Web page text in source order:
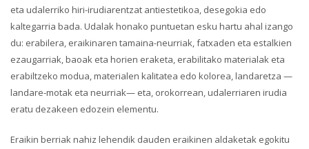
eta udalerriko hiri-irudiarentzat antiestetikoa, desegokia edo
kaltegarria bada. Udalak honako puntuetan esku hartu ahal izango
du: erabilera, eraikinaren tamaina-neurriak, fatxaden eta estalkien
ezaugarriak, baoak eta horien eraketa, erabilitako materialak eta
erabiltzeko modua, materialen kalitatea edo kolorea, landaretza —
landare-motak eta neurriak— eta, orokorrean, udalerriaren irudia
eratu dezakeen edozein elementu.
Eraikin berriak nahiz lehendik dauden eraikinen aldaketak egokitu